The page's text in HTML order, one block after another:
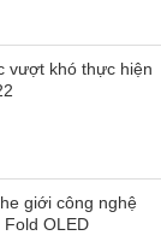
vượt khó thực hiện
giới công nghệ
Fold OLED